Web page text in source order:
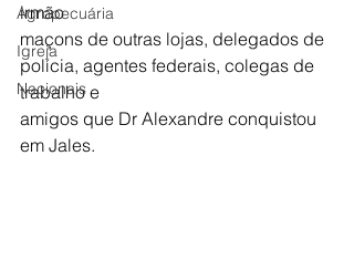
Agropecuária
Igreja
Nacionais
irmão
maçons de outras lojas, delegados de
polícia, agentes federais, colegas de
trabalho e
amigos que Dr Alexandre conquistou
em Jales.